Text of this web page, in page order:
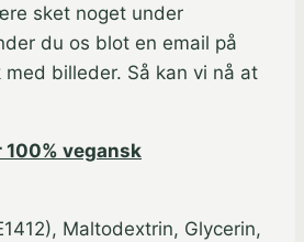
sket noget under
du os blot en email på
med billeder. Så kan vi nå at
vegansk
Maltodextrin, Glycerin,